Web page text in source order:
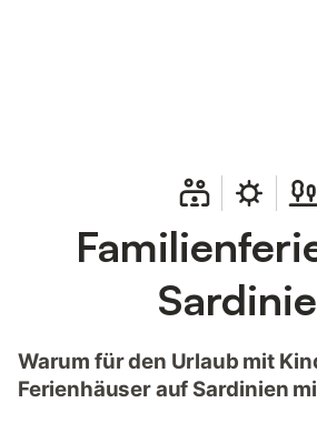
Warum für den Urlaub mit
Ferienhäuser auf Sardinien